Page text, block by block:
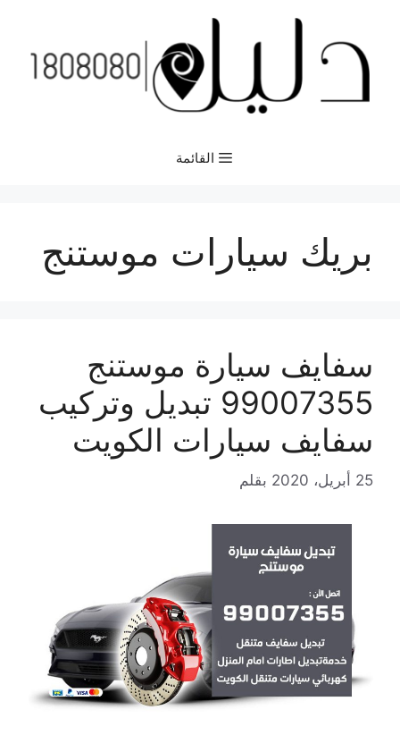
المحتوى
القائمة
بريك سيارات موستنج
سفايف سيارة موستنج
99007355 تبديل وتركيب
سفايف سيارات الكويت
25 أبريل، 2020 بقلم